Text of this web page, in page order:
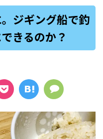
。ジギング船で釣
きるのか？